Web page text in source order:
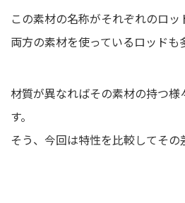
この素材の名称がそれぞれのロッ
両方の素材を使っているロッドも
材質が異なればその素材の持つ様
す。
そう、今回は特性を比較してその